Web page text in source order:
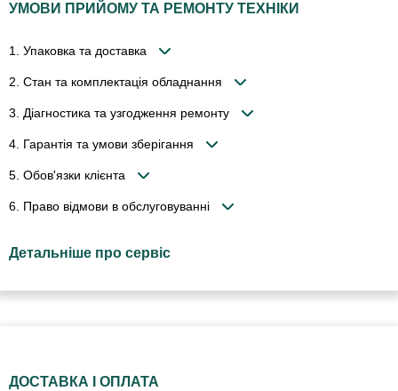
УМОВИ ПРИЙОМУ ТА РЕМОНТУ ТЕХНІКИ
1. Упаковка та доставка
2. Стан та комплектація обладнання
3. Діагностика та узгодження ремонту
4. Гарантія та умови зберігання
5. Обов'язки клієнта
6. Право відмови в обслуговуванні
Детальніше про сервіс
ДОСТАВКА І ОПЛАТА